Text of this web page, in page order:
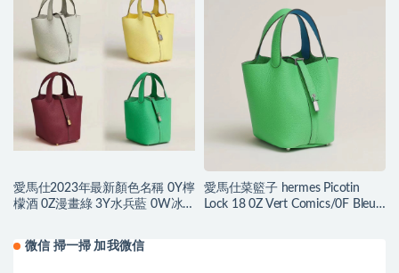
愛馬仕2023年最新顏色名稱 0Y檸
檬酒 0Z漫畫綠 3Y水兵藍 0W冰
愛馬仕菜籃子 hermes Picotin
Lock 18 0Z Vert Comics/0F Bleu
微信 掃一掃 加我微信